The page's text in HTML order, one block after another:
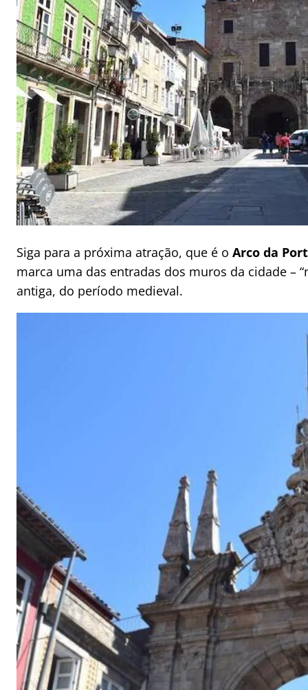
Siga para a próxima atração, que é o Arco da
marca uma das entradas dos muros da cidade –
antiga, do período medieval.